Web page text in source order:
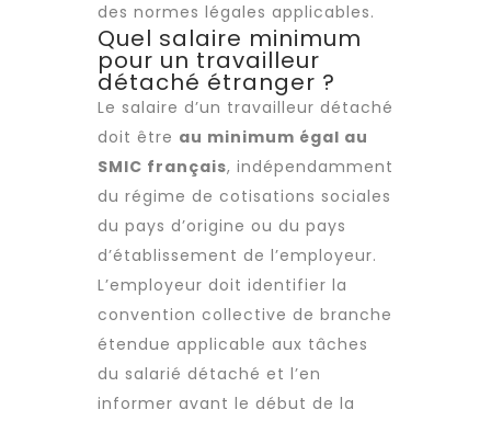
des normes légales applicables.
Quel salaire minimum
pour un travailleur
détaché étranger ?
Le salaire d’un travailleur détaché
doit être au minimum égal au
SMIC français, indépendamment
du régime de cotisations sociales
du pays d’origine ou du pays
d’établissement de l’employeur.
L’employeur doit identifier la
convention collective de branche
étendue applicable aux tâches
du salarié détaché et l’en
informer avant le début de la